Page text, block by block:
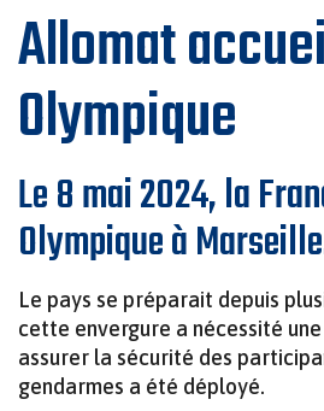
Allomat
Olympique
Le 8 mai 2024, la
Olympique à
Le pays se préparait depuis
cette envergure a nécessité
assurer la sécurité des
gendarmes a été déployé.